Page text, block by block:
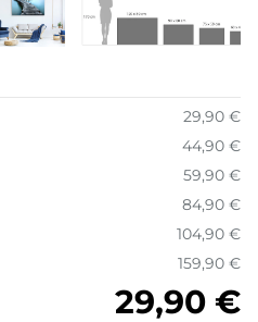
29,90 €
44,90 €
59,90 €
84,90 €
104,90 €
159,90 €
29,90 €